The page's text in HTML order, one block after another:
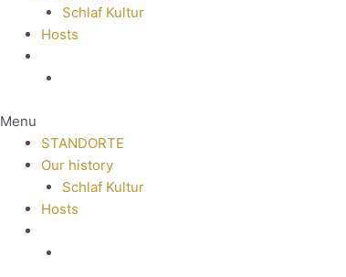
Schlaf Kultur
Hosts
Menu
STANDORTE
Our history
Schlaf Kultur
Hosts